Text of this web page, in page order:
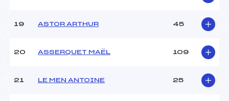
19 ASTOR ARTHUR 45
20 ASSERQUET MAËL 109
21 LE MEN ANTOINE 25